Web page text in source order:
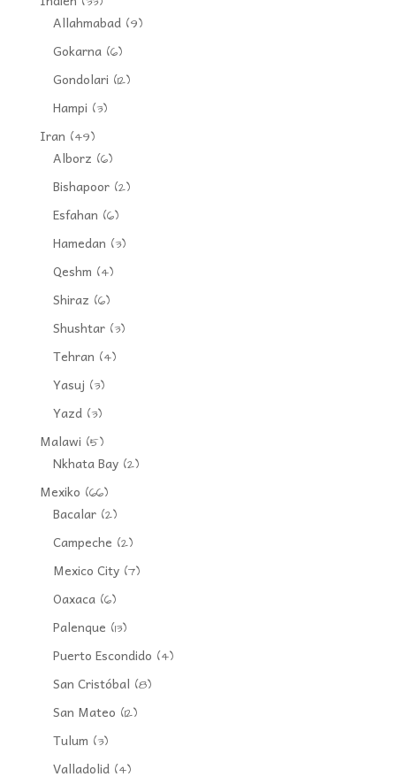
Allahmabad(9)
Gokarna(6)
Gondolari (12)
Hampi (3)
Iran (49)
Alborz (6)
Bishapoor(2)
Esfahan (6)
Hamedan (3)
Qeshm (4)
Shiraz (6)
Shushtar(3)
Tehran (4)
Yasuj (3)
Yazd(3)
Malawi (5)
Nkhata Bay(2)
Mexiko (66)
Bacalar(2)
Campeche (2)
Mexico City(7)
Oaxaca(6)
Palenque (13)
Puerto Escondido (4)
San Cristóbal (8)
San Mateo (12)
Tulum (3)
Valladolid(4)